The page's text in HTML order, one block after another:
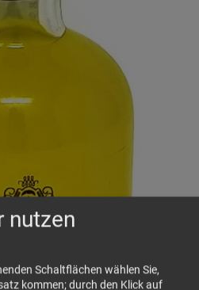
nutzen
Schaltflächen wählen Sie,
kommen; durch den Klick auf